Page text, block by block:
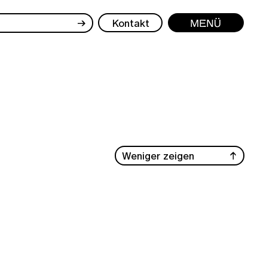
→ Kontakt Menü
Weniger zeigen